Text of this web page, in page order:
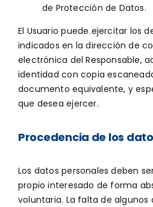
de Protección de Datos.
El Usuario puede ejercitar los
indicados en la dirección de
electrónica del Responsable,
identidad con copia
documento equivalente, y
que desea ejercer.
Procedencia de los
Los datos personales deben
propio interesado de forma
voluntaria. La falta de algunos